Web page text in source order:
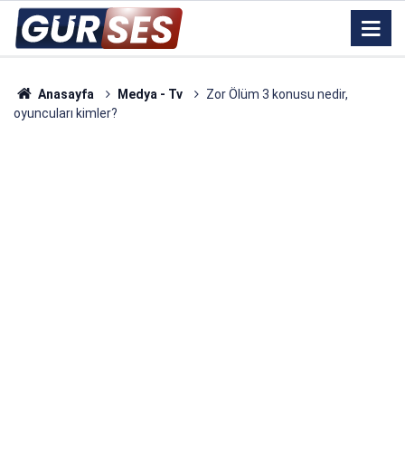
Anasayfa Medya - Tv
Zor Ölüm 3 konusu nedir,
oyuncuları kimler?